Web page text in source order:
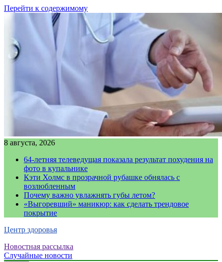
Перейти к содержимому
8 августа, 2026
64-летняя телеведущая показала результат похудения на
фото в купальнике
Кэти Холмс в прозрачной рубашке обнялась с
возлюбленным
Почему важно увлажнять губы летом?
«Выгоревший» маникюр: как сделать трендовое
покрытие
Центр здоровья
Новостная рассылка
Случайные новости